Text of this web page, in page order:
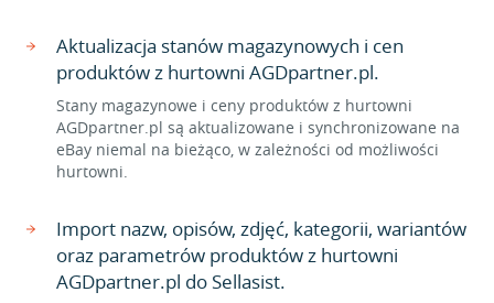
Aktualizacja stanów magazynowych i cen
produktów z hurtowni AGDpartner.pl.
Stany magazynowe i ceny produktów z hurtowni
AGDpartner.pl są aktualizowane i synchronizowane na
eBay niemal na bieżąco, w zależności od możliwości
hurtowni.
Import nazw, opisów, zdjęć, kategorii, wariantów
oraz parametrów produktów z hurtowni
AGDpartner.pl do Sellasist.